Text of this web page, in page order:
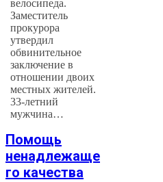
велосипеда.
Заместитель
прокурора
утвердил
обвинительное
заключение в
отношении двоих
местных жителей.
33-летний
мужчина…
Помощь
ненадлежаще
го качества